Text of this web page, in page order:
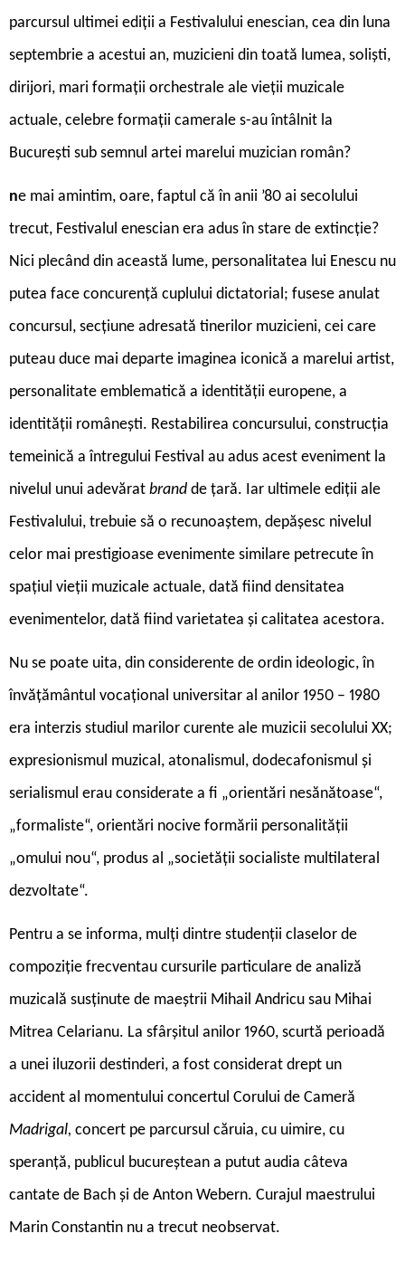
parcursul ultimei ediții a Festivalului enescian, cea din luna
septembrie a acestui an, muzicieni din toată lumea, soliști,
dirijori, mari formații orchestrale ale vieții muzicale
actuale, celebre formații camerale s-au întâlnit la
București sub semnul artei marelui muzician român?
ne mai amintim, oare, faptul că în anii ’80 ai secolului
trecut, Festivalul enescian era adus în stare de extincție?
Nici plecând din această lume, personalitatea lui Enescu nu
putea face concurență cuplului dictatorial; fusese anulat
concursul, secțiune adresată tinerilor muzicieni, cei care
puteau duce mai departe imaginea iconică a marelui artist,
personalitate emblematică a identității europene, a
identității românești. Restabilirea concursului, construcția
temeinică a întregului Festival au adus acest eveniment la
nivelul unui adevărat brand de țară. Iar ultimele ediții ale
Festivalului, trebuie să o recunoaștem, depășesc nivelul
celor mai prestigioase evenimente similare petrecute în
spațiul vieții muzicale actuale, dată fiind densitatea
evenimentelor, dată fiind varietatea și calitatea acestora.
Nu se poate uita, din considerente de ordin ideologic, în
învățământul vocațional universitar al anilor 1950 – 1980
era interzis studiul marilor curente ale muzicii secolului XX;
expresionismul muzical, atonalismul, dodecafonismul și
serialismul erau considerate a fi „orientări nesănătoase“,
„formaliste“, orientări nocive formării personalității
„omului nou“, produs al „societății socialiste multilateral
dezvoltate“.
Pentru a se informa, mulți dintre studenții claselor de
compoziție frecventau cursurile particulare de analiză
muzicală susținute de maeștrii Mihail Andricu sau Mihai
Mitrea Celarianu. La sfârșitul anilor 1960, scurtă perioadă
a unei iluzorii destinderi, a fost considerat drept un
accident al momentului concertul Corului de Cameră
Madrigal, concert pe parcursul căruia, cu uimire, cu
speranță, publicul bucureștean a putut audia câteva
cantate de Bach și de Anton Webern. Curajul maestrului
Marin Constantin nu a trecut neobservat.